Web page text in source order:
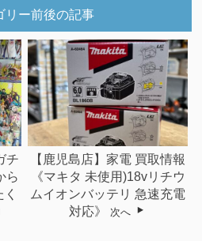
リー前後の記事
チ
ら
【鹿児島店】家電 買取情報
《マキタ 未使用)18vリチウ
ムイオンバッテリ 急速充電
対応》
次へ